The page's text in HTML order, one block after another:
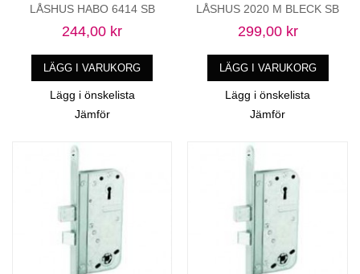
LÅSHUS HABO 6414 SB
244,00 kr
LÄGG I VARUKORG
Lägg i önskelista
Jämför
LÅSHUS 2020 M BLECK SB
299,00 kr
LÄGG I VARUKORG
Lägg i önskelista
Jämför